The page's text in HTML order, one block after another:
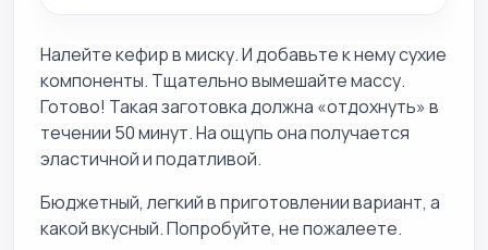
Налейте кефир в миску. И добавьте к нему сухие
компоненты. Тщательно вымешайте массу.
Готово! Такая заготовка должна «отдохнуть» в
течении 50 минут. На ощупь она получается
эластичной и податливой.
Бюджетный, легкий в приготовлении вариант, а
какой вкусный. Попробуйте, не пожалеете.